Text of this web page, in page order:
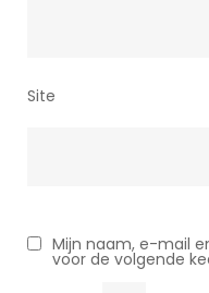
Site
Mijn naam, e-mail
voor de volgende